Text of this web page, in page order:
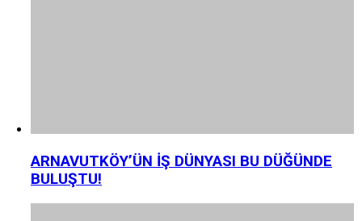
ARNAVUTKÖY’ÜN İŞ DÜNYASI BU DÜĞÜNDE
BULUŞTU!